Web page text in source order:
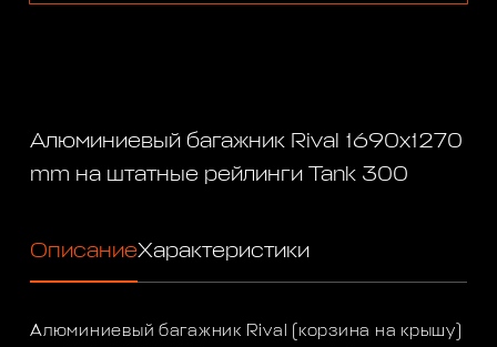
Алюминиевый багажник Rival 1690х1270
mm на штатные рейлинги Tank 300
ОписаниеХарактеристики
Алюминиевый багажник Rival (корзина на крышу)